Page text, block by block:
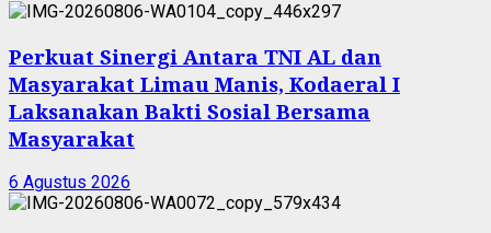
Perkuat Sinergi Antara TNI AL dan
Masyarakat Limau Manis, Kodaeral I
Laksanakan Bakti Sosial Bersama
Masyarakat
6 Agustus 2026